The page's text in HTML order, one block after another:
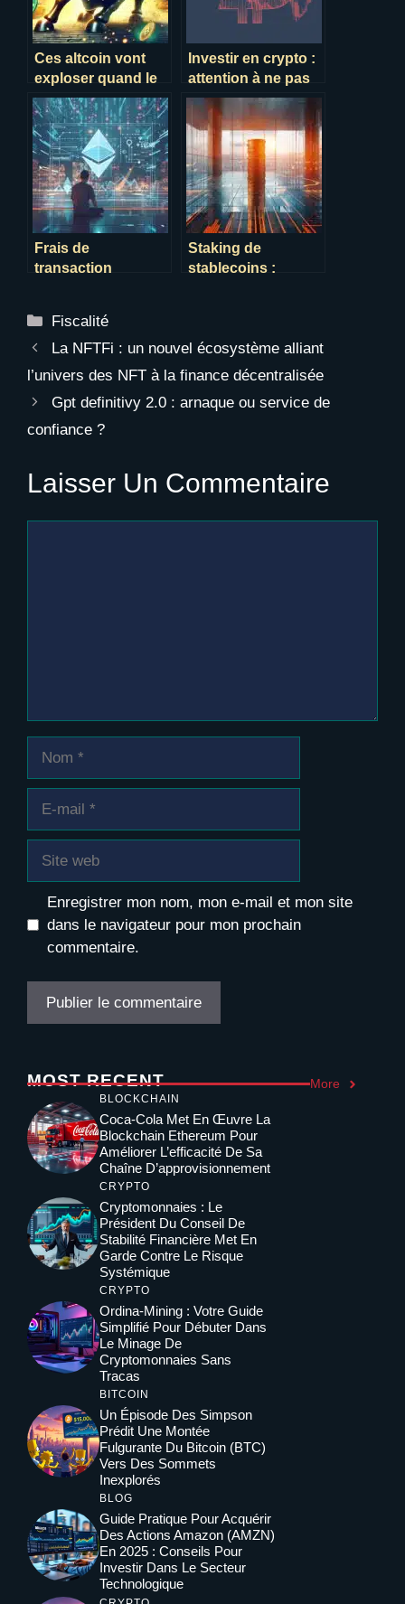
Ces altcoin vont
exploser quand le
bitcoin repartira à la
hausse
Investir en crypto :
attention à ne pas
perdre plus que
prévu !
Frais de
transaction
réduire les coûts et
optimiser vos
transferts
Staking de
stablecoins :
faible volatilité
Catégories
Fiscalité
La NFTFi : un nouvel écosystème alliant
l’univers des NFT à la finance décentralisée
Gpt definitivy 2.0 : arnaque ou service de
confiance ?
Laisser Un Commentaire
Enregistrer mon nom, mon e-mail et mon site
dans le navigateur pour mon prochain
commentaire.
MOST RECENT More
BLOCKCHAIN
Coca-Cola Met En Œuvre La
Blockchain Ethereum Pour
Améliorer L’efficacité De Sa
Chaîne D’approvisionnement
CRYPTO
Cryptomonnaies : Le
Président Du Conseil De
Stabilité Financière Met En
Garde Contre Le Risque
Systémique
CRYPTO
Ordina-Mining : Votre Guide
Simplifié Pour Débuter Dans
Le Minage De
Cryptomonnaies Sans
Tracas
BITCOIN
Un Épisode Des Simpson
Prédit Une Montée
Fulgurante Du Bitcoin (BTC)
Vers Des Sommets
Inexplorés
BLOG
Guide Pratique Pour Acquérir
Des Actions Amazon (AMZN)
En 2025 : Conseils Pour
Investir Dans Le Secteur
Technologique